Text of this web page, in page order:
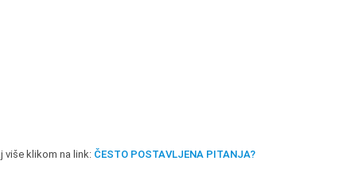
više klikom na link: ČESTO POSTAVLJENA PITANJA?